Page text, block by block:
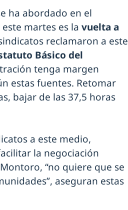
ha abordado en el
martes es la vuelta a
reclamaron a este
Básico del
tenga margen
estas fuentes. Retomar
bajar de las 37,5 horas
a este medio,
la negociación
“no quiere que se
aseguran estas